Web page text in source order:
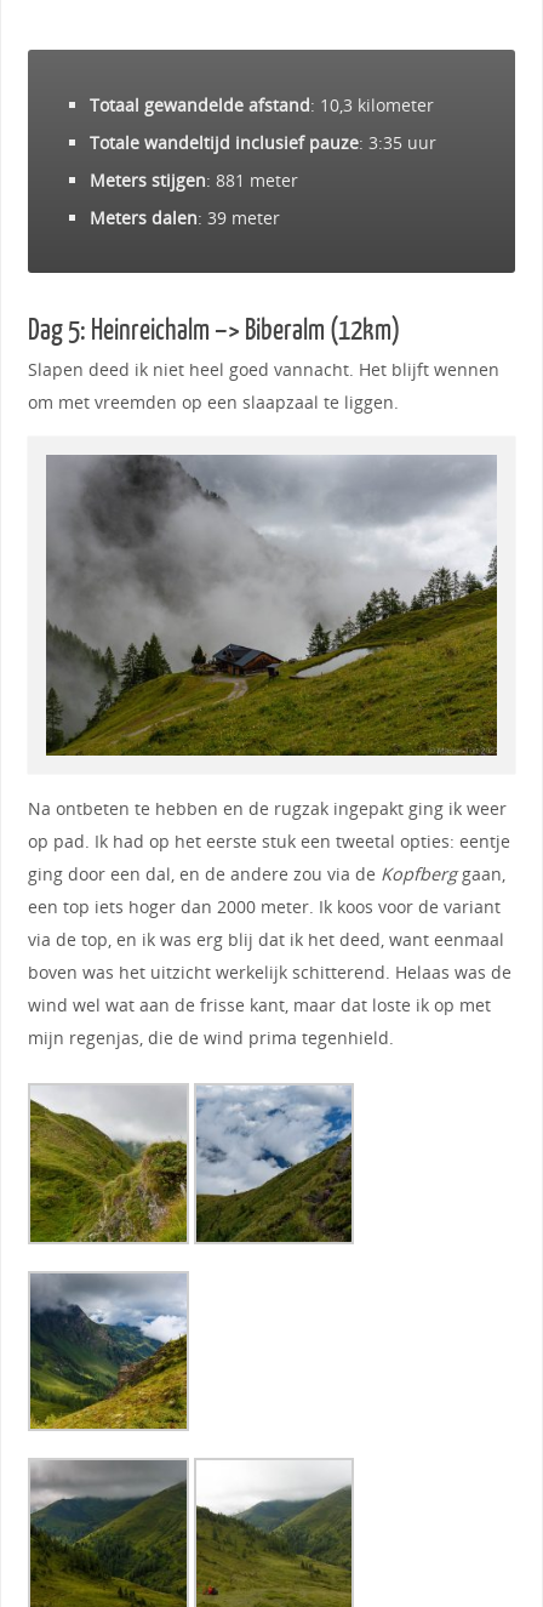
Totaal gewandelde afstand: 10,3 kilometer
Totale wandeltijd inclusief pauze: 3:35 uur
Meters stijgen: 881 meter
Meters dalen: 39 meter
Dag 5: Heinreichalm –> Biberalm (12km)
Slapen deed ik niet heel goed vannacht. Het blijft wennen
om met vreemden op een slaapzaal te liggen.
Na ontbeten te hebben en de rugzak ingepakt ging ik weer
op pad. Ik had op het eerste stuk een tweetal opties: eentje
ging door een dal, en de andere zou via de Kopfberggaan,
een top iets hoger dan 2000 meter. Ik koos voor de variant
via de top, en ik was erg blij dat ik het deed, want eenmaal
boven was het uitzicht werkelijk schitterend. Helaas was de
wind wel wat aan de frisse kant, maar dat loste ik op met
mijn regenjas, die de wind prima tegenhield.